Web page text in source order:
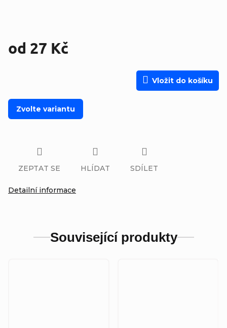
od 27 Kč
Vložit do košíku
Zvolte variantu
Detailní informace
ZEPTAT SE HLÍDAT SDÍLET
Související produkty